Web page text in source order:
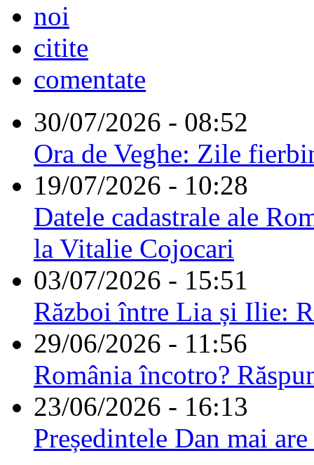
noi
citite
comentate
30/07/2026 - 08:52
Ora de Veghe: Zile
19/07/2026 - 10:28
Datele cadastrale ale
la Vitalie Cojocari
03/07/2026 - 15:51
Război între Lia și Ilie:
29/06/2026 - 11:56
România încotro?
23/06/2026 - 16:13
Președintele Dan mai